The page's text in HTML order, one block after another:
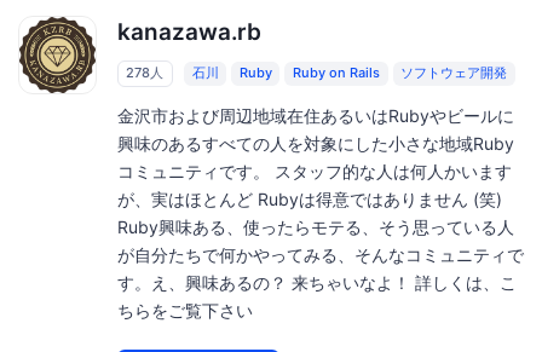
kanazawa.rb
278人 石川 Ruby Ruby on Rails ソフトウェア開発
金沢市および周辺地域在住あるいはRubyやビールに
興味のあるすべての人を対象にした小さな地域Ruby
コミュニティです。 スタッフ的な人は何人かいます
が、実はほとんど Rubyは得意ではありません (笑)
Ruby興味ある、使ったらモテる、そう思っている人
が自分たちで何かやってみる、そんなコミュニティで
す。え、興味あるの？ 来ちゃいなよ！ 詳しくは、こ
ちらをご覧下さい